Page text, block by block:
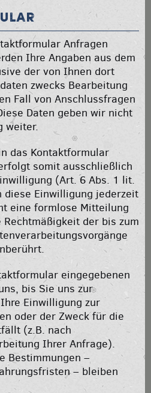
Anfragen
Ihre Angaben aus dem
der von Ihnen dort
zwecks Bearbeitung
Fall von Anschlussfragen
Daten geben wir nicht
weiter.
das Kontaktformular
somit ausschließlich
(Art. 6 Abs. 1 lit.
diese Einwilligung jederzeit
eine formlose Mitteilung
Rechtmäßigkeit der bis zum
eingegebenen
bis Sie uns zur
Einwilligung zur
oder der Zweck für die
(z.B. nach
Ihrer Anfrage).
Bestimmungen –
– bleiben